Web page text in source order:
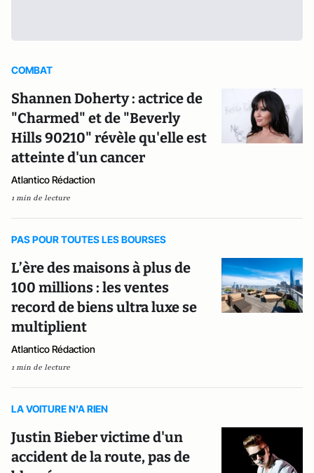
COMBAT
Shannen Doherty : actrice de
"Charmed" et de "Beverly
Hills 90210" révèle qu'elle est
atteinte d'un cancer
Atlantico Rédaction
1 min de lecture
PAS POUR TOUTES LES BOURSES
L’ère des maisons à plus de
100 millions : les ventes
record de biens ultra luxe se
multiplient
Atlantico Rédaction
1 min de lecture
LA VOITURE N'A RIEN
Justin Bieber victime d'un
accident de la route, pas de